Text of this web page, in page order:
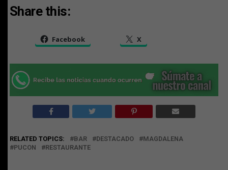
Share this:
Facebook X
RELATED TOPICS: BAR DESTACADO
MAGDALENA
PUCON
RESTAURANTE